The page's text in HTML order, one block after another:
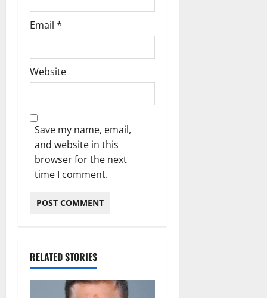
Email *
Website
Save my name, email,
and website in this
browser for the next
time I comment.
RELATED STORIES